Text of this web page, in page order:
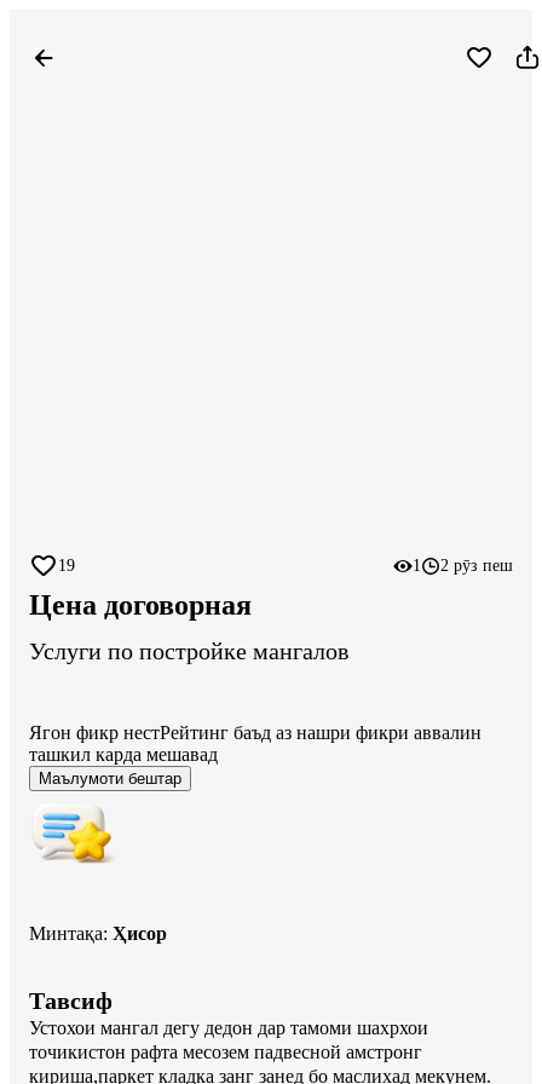
19 1 2 рӯз пеш
Цена договорная
Услуги по постройке мангалов
Ягон фикр нестРейтинг баъд аз нашри фикри аввалин
ташкил карда мешавад
Маълумоти бештар
Минтақа: Ҳисор
Тавсиф
Устохои мангал дегу дедон дар тамоми шахрхои
точикистон рафта месозем падвесной амстронг
кириша,паркет кладка занг занед бо маслихад мекунем.